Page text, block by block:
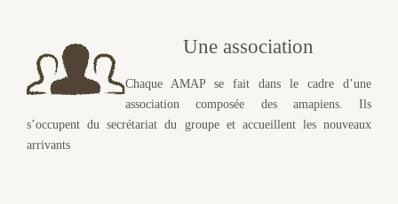
Une association
Chaque AMAP se fait dans le cadre d’une
association composée des amapiens. Ils
s’occupent du secrétariat du groupe et accueillent les nouveaux
arrivants